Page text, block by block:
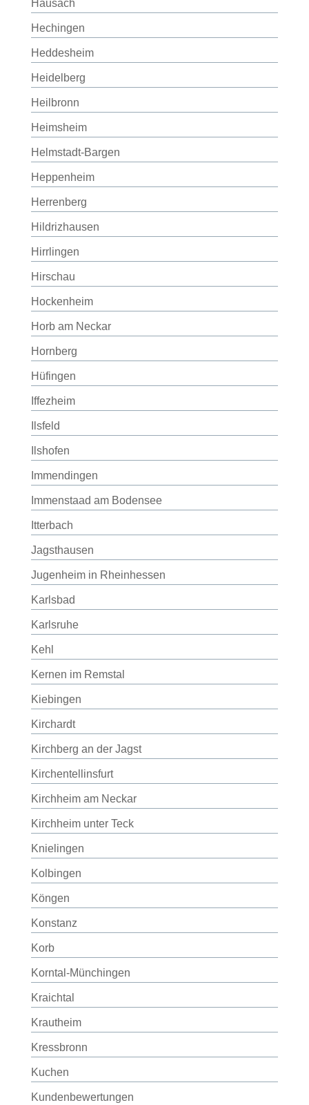
Hausach
Hechingen
Heddesheim
Heidelberg
Heilbronn
Heimsheim
Helmstadt-Bargen
Heppenheim
Herrenberg
Hildrizhausen
Hirrlingen
Hirschau
Hockenheim
Horb am Neckar
Hornberg
Hüfingen
Iffezheim
Ilsfeld
Ilshofen
Immendingen
Immenstaad am Bodensee
Itterbach
Jagsthausen
Jugenheim in Rheinhessen
Karlsbad
Karlsruhe
Kehl
Kernen im Remstal
Kiebingen
Kirchardt
Kirchberg an der Jagst
Kirchentellinsfurt
Kirchheim am Neckar
Kirchheim unter Teck
Knielingen
Kolbingen
Köngen
Konstanz
Korb
Korntal-Münchingen
Kraichtal
Krautheim
Kressbronn
Kuchen
Kundenbewertungen